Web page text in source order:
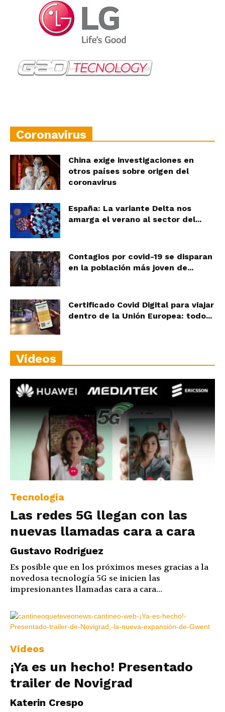
Coronavirus
China exige investigaciones en
otros países sobre origen del
coronavirus
España: La variante Delta nos
amarga el verano al sector del...
Contagios por covid-19 se disparan
en la población más joven de...
Certificado Covid Digital para viajar
dentro de la Unión Europea: todo...
Vídeos
Tecnología
Las redes 5G llegan con las
nuevas llamadas cara a cara
Gustavo Rodriguez
Es posible que en los próximos meses gracias a la
novedosa tecnología 5G se inicien las
impresionantes llamadas cara a cara...
Vídeos
¡Ya es un hecho! Presentado
trailer de Novigrad
Katerin Crespo